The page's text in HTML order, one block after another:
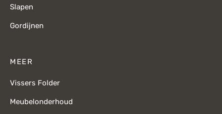
Slapen
Gordijnen
MEER
Vissers Folder
Meubelonderhoud